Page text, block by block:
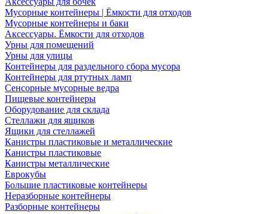
Мусорные контейнеры | Ёмкости для отходов
Мусорные контейнеры и баки
Аксессуары. Ёмкости для отходов
Урны для помещений
Урны для улицы
Контейнеры для раздельного сбора мусора
Контейнеры для ртутных ламп
Сенсорные мусорные ведра
Пищевые контейнеры
Оборудование для склада
Стеллажи для ящиков
Ящики для стеллажей
Канистры пластиковые и металлические
Канистры пластиковые
Канистры металлические
Еврокубы
Большие пластиковые контейнеры
Неразборные контейнеры
Разборные контейнеры